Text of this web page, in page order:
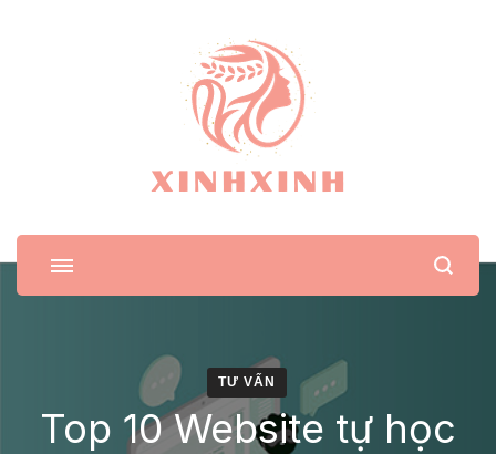
XinhXinh
Trang tin tức cho phái đẹp
TƯ VẤN
Top 10 Website tự học